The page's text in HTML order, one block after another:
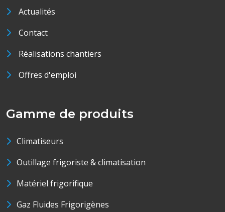
Actualités
Contact
Réalisations chantiers
Offres d'emploi
Gamme de produits
Climatiseurs
Outillage frigoriste & climatisation
Matériel frigorifique
Gaz Fluides Frigorigènes